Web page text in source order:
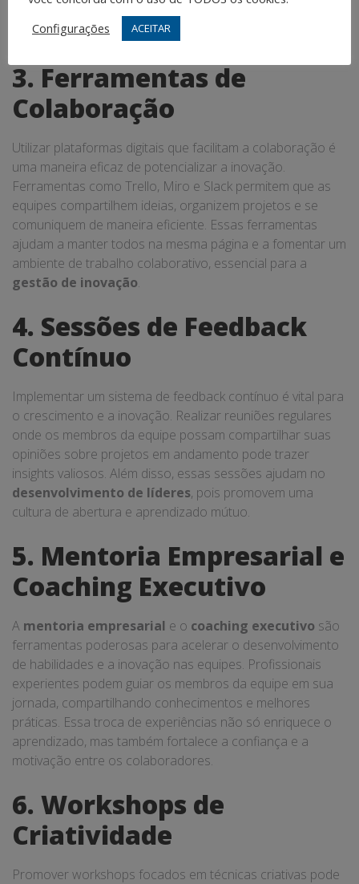
oportunidade de contribuir efetivamente para o processo
criativo.
3. Ferramentas de
Colaboração
Utilizar plataformas digitais que facilitam a colaboração é
uma maneira eficaz de potencializar a inovação.
Ferramentas como Trello, Miro e Slack permitem que as
equipes compartilhem ideias, organizem projetos e se
comuniquem de maneira eficiente. Essas ferramentas
ajudam a manter todos na mesma página e a fomentar um
ambiente de trabalho colaborativo, essencial para a
gestão de inovação.
4. Sessões de Feedback
Contínuo
Implementar um sistema de feedback contínuo é vital para
o crescimento e a inovação. Realizar reuniões regulares
onde os membros da equipe possam compartilhar suas
opiniões sobre projetos em andamento pode trazer
insights valiosos. Além disso, essas sessões ajudam no
desenvolvimento de líderes, pois promovem uma
cultura de abertura e aprendizado mútuo.
5. Mentoria Empresarial e
Coaching Executivo
A mentoria empresarial e o coaching executivo são
ferramentas poderosas para acelerar o desenvolvimento
de habilidades e a inovação nas equipes. Profissionais
experientes podem guiar os membros da equipe em sua
jornada, compartilhando conhecimentos e melhores
práticas. Essa troca de experiências não só enriquece o
aprendizado, mas também fortalece a confiança e a
motivação entre os colaboradores.
6. Workshops de
Criatividade
Promover workshops focados em técnicas criativas pode
Configurações
ACEITAR